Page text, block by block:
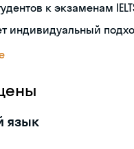
к экзаменам
индивидуальный
язык